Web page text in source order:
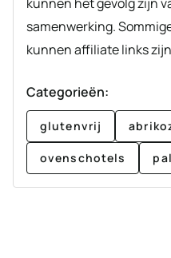
samenwerking.
kunnen affiliate links
Categorieën:
glutenvrij
ovenschotels